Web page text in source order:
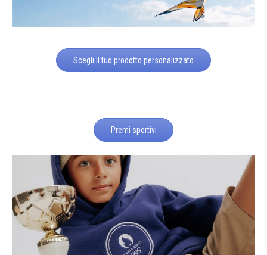
Scegli il tuo prodotto personalizzato
Premi sportivi